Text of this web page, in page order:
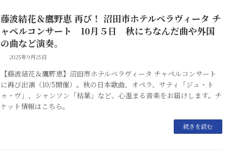
藤波結花＆鷹野恵 再び！ 沼田市ホテルベラヴィータ チ
ャペルコンサート 10月５日 秋にちなんだ曲や外国
の曲など演奏。
2025年9月25日
【藤波結花＆鷹野恵】沼田市ホテルベラヴィータ チャペルコンサート
に再び出演（10/5開催）。秋の日本歌曲、オペラ、サティ「ジュ・ト
ゥ・ヴ」、シャンソン「枯葉」など、心温まる音楽をお届けします。チ
ケット情報はこちら。
続きを読む